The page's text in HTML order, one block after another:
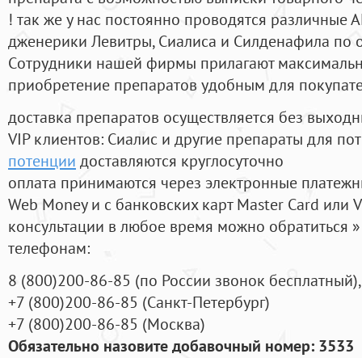
! так же у нас постоянно проводятся
дженерики Левитры, Сиалиса и Силденафила по
Cотрудники нашей фирмы прилагают
приобретение препаратов удобным для
доставка препаратов осуществляется без
VIP клиентов: Сиалис и другие препараты для
потенции доставляются круглосуточно
оплата принимаются через электронные
Web Money и с банковских карт Master Card или
консультации в любое время можно обратиться
телефонам:
8 (800)200-86-85 (по России звонок бесплатный),
+7 (800)200-86-85 (Санкт-Петербург)
+7 (800)200-86-85 (Москва)
Обязательно назовите добавочный номер: 3533